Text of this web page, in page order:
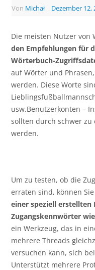
Von Michał | Dezember 12,
Die meisten Nutzer von
den Empfehlungen für
Wörterbuch-
auf Wörter und
werden. Diese Worte
usw.Benutzerkonten –
sollten durch schwer
werden.
Um zu testen, ob die
erraten sind, können Sie
einer speziell erstellten
Zugangskennwörter wie
ein Werkzeug, das in
mehrere Threads
versuchen kann, sich
Unterstützt mehrere